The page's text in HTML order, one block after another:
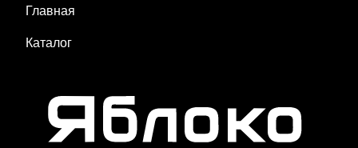
Главная
Каталог